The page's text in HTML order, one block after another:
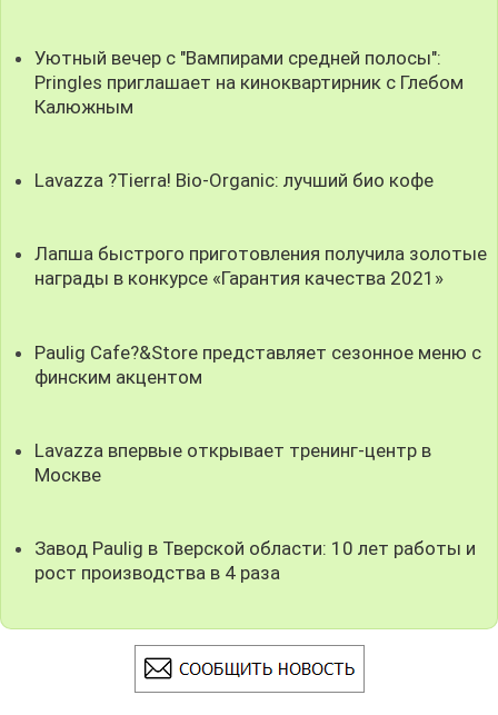
Уютный вечер с "Вампирами средней полосы":
Pringles приглашает на киноквартирник с Глебом
Калюжным
Lavazza ?Tierra! Bio-Organic: лучший био кофе
Лапша быстрого приготовления получила золотые
награды в конкурсе «Гарантия качества 2021»
Paulig Cafe?&Store представляет сезонное меню с
финским акцентом
Lavazza впервые открывает тренинг-центр в
Москве
Завод Paulig в Тверской области: 10 лет работы и
рост производства в 4 раза